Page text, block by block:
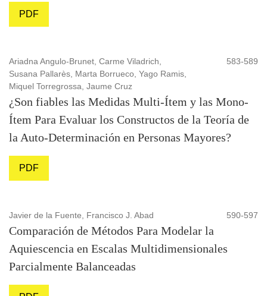
PDF
Ariadna Angulo-Brunet, Carme Viladrich,
Susana Pallarès, Marta Borrueco, Yago Ramis,
Miquel Torregrossa, Jaume Cruz
583-589
¿Son fiables las Medidas Multi-Ítem y las Mono-
Ítem Para Evaluar los Constructos de la Teoría de
la Auto-Determinación en Personas Mayores?
PDF
Javier de la Fuente, Francisco J. Abad 590-597
Comparación de Métodos Para Modelar la
Aquiescencia en Escalas Multidimensionales
Parcialmente Balanceadas